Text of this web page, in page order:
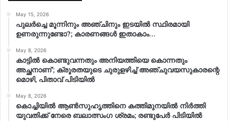
May 15, 2026
പുലർച്ചെ മൂന്നിനും അഞ്ചിനും ഇടയിൽ സ്ഥിരമായി
ഉണരുന്നുണ്ടോ?; കാരണങ്ങള്‍ ഇതാകാം…
May 8, 2026
കാട്ടിൽ കൊണ്ടുവന്നതും അനിയത്തിയെ കൊന്നതും
അച്ഛനാണ്’; ക്രൂരതയുടെ ചുരുളഴിച്ച് അഞ്ചുവയസുകാരന്റെ
മൊഴി, പിതാവ് പിടിയിൽ
May 8, 2026
കൊച്ചിയിൽ ആൺസുഹൃത്തിനെ കത്തിമുനയിൽ നിർത്തി
യുവതിക്ക് നേരെ ബലാത്സംഗ​ ശ്രമം; രണ്ടുപേർ പിടിയിൽ